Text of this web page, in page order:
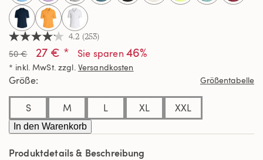
4.2
von
5
Sternen,
Durchschnittswert
Bewertung.
Read
253
Reviews.
Link
derselben
4.2 (253)
50 € 27 € * Sie sparen 46%
* inkl. MwSt. zzgl. Versandkosten
selected
Größe Größentabelle
S M L XL XXL
In den Warenkorb
Produktdetails & Beschreibung